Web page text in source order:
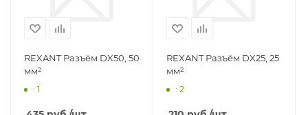
REXANT Разъём DX50, 50
мм²
: 1
REXANT Разъём DX25, 25
мм²
: 2